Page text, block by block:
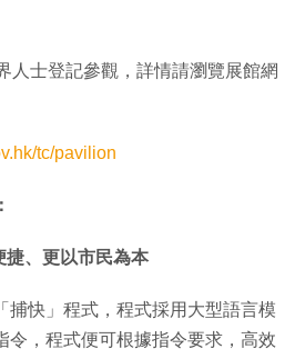
人士登記參觀，詳情請瀏覽展館網
tc/pavilion
捷、更以市民為本
捕快」程式，程式採用大型語言模
令，程式便可根據指令要求，高效